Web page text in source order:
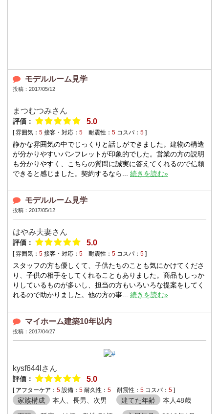
モデルルーム見学
投稿：2017/05/12
まつむつみさん
評価： 5.0
[ 雰囲気： 5 接客・対応： 5 耐震性： 5 コスパ： 5 ]
静かな雰囲気の中でじっくりと話しができました。建物の構造
が分かりやすいパンフレットが印象的でした。営業の方の説明
も分かりやすく、こちらの質問に誠実に答えてくれるので信頼
できると感じました。契約するなら... 続きを読む»
モデルルーム見学
投稿：2017/05/12
はやみ夫妻さん
評価： 5.0
[ 雰囲気： 5 接客・対応： 5 耐震性： 5 コスパ： 5 ]
スタッフの方も優しくて、子供たちのことも気にかけてくださ
り、子供の相手をしてくれることもありました。商品もしっか
りしているものが多いし、担当の方もいろいろな提案をしてく
れるので助かりました。他の方の事... 続きを読む»
マイホーム建築10年以内
投稿：2017/04/27
kysf644lさん
評価： 5.0
[ アフターケア： 5 設備： 5 耐久性： 5 耐震性： 5 コスパ： 5 ]
家族構成 本人、長男、次男 建てた年齢
本人48歳